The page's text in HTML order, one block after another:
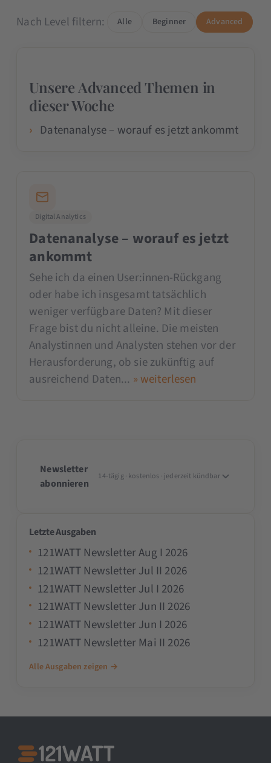
Nach Level filtern: Alle Beginner Advanced
Unsere Advanced Themen in
dieser Woche
Datenanalyse – worauf es jetzt ankommt
Digital Analytics
Datenanalyse – worauf es jetzt
ankommt
Sehe ich da einen User:innen-Rückgang
oder habe ich insgesamt tatsächlich
weniger verfügbare Daten? Mit dieser
Frage bist du nicht alleine. Die meisten
Analystinnen und Analysten stehen vor der
Herausforderung, ob sie zukünftig auf
ausreichend Daten... » weiterlesen
Newsletter
abonnieren
14-tägig · kostenlos · jederzeit kündbar
Letzte Ausgaben
121WATT Newsletter Aug I 2026
121WATT Newsletter Jul II 2026
121WATT Newsletter Jul I 2026
121WATT Newsletter Jun II 2026
121WATT Newsletter Jun I 2026
121WATT Newsletter Mai II 2026
Alle Ausgaben zeigen →